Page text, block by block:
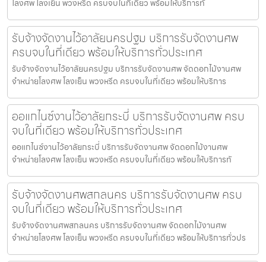
โลงศพ โลงเย็น พวงหรีด ครบจบในที่เดียว พร้อมให้บริการทั
รับจ้างจัดงานไว้อาลัยนครปฐม บริการรับจัดงานศพ
ครบจบในที่เดียว พร้อมให้บริการทั่วประเทศ
รับจ้างจัดงานไว้อาลัยนครปฐม บริการรับจัดงานศพ จัดดอกไม้งานศพ
จำหน่ายโลงศพ โลงเย็น พวงหรีด ครบจบในที่เดียว พร้อมให้บริการ
ออแกไนซ์งานไว้อาลัยกระบี่ บริการรับจัดงานศพ ครบ
จบในที่เดียว พร้อมให้บริการทั่วประเทศ
ออแกไนซ์งานไว้อาลัยกระบี่ บริการรับจัดงานศพ จัดดอกไม้งานศพ
จำหน่ายโลงศพ โลงเย็น พวงหรีด ครบจบในที่เดียว พร้อมให้บริการทั
รับจ้างจัดงานศพสกลนคร บริการรับจัดงานศพ ครบ
จบในที่เดียว พร้อมให้บริการทั่วประเทศ
รับจ้างจัดงานศพสกลนคร บริการรับจัดงานศพ จัดดอกไม้งานศพ
จำหน่ายโลงศพ โลงเย็น พวงหรีด ครบจบในที่เดียว พร้อมให้บริการทั่วปร